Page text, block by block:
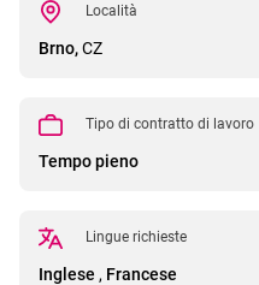
Località
Brno,CZ
Tipo di contratto di lavoro
Tempo pieno
Lingue richieste
Inglese , Francese